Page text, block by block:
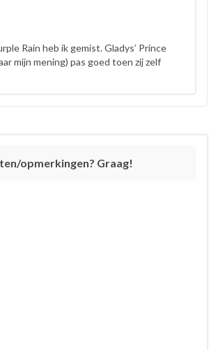
Rain heb ik gemist. Gladys’ Prince
mijn mening) pas goed toen zij zelf
opmerkingen? Graag!